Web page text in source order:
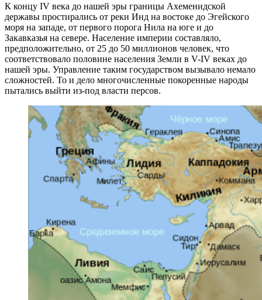
К концу IV века до нашей эры границы Ахеменидской
державы простирались от реки Инд на востоке до Эгейского
моря на западе, от первого порога Нила на юге и до
Закавказья на севере. Население империи составляло,
предположительно, от 25 до 50 миллионов человек, что
соответствовало половине населения Земли в V-IV веках до
нашей эры. Управление таким государством вызывало немало
сложностей. То и дело многочисленные покоренные народы
пытались выйти из-под власти персов.